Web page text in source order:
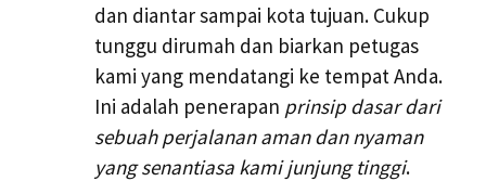
dan diantar sampai kota tujuan. Cukup
tunggu dirumah dan biarkan petugas
kami yang mendatangi ke tempat Anda.
Ini adalah penerapan prinsip dasar dari
sebuah perjalanan aman dan nyaman
yang senantiasa kami junjung tinggi.